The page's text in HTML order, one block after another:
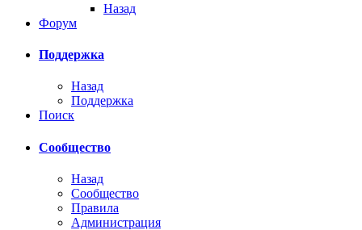
Назад
Форум
Поддержка
Назад
Поддержка
Поиск
Сообщество
Назад
Сообщество
Правила
Администрация